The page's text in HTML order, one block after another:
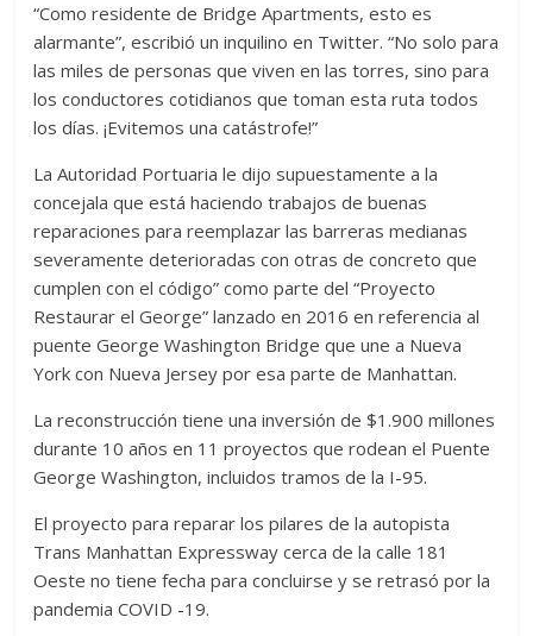
“Como residente de Bridge Apartments, esto es
alarmante”, escribió un inquilino en Twitter. “No solo para
las miles de personas que viven en las torres, sino para
los conductores cotidianos que toman esta ruta todos
los días. ¡Evitemos una catástrofe!”
La Autoridad Portuaria le dijo supuestamente a la
concejala que está haciendo trabajos de buenas
reparaciones para reemplazar las barreras medianas
severamente deterioradas con otras de concreto que
cumplen con el código” como parte del “Proyecto
Restaurar el George” lanzado en 2016 en referencia al
puente George Washington Bridge que une a Nueva
York con Nueva Jersey por esa parte de Manhattan.
La reconstrucción tiene una inversión de $1.900 millones
durante 10 años en 11 proyectos que rodean el Puente
George Washington, incluidos tramos de la I-95.
El proyecto para reparar los pilares de la autopista
Trans Manhattan Expressway cerca de la calle 181
Oeste no tiene fecha para concluirse y se retrasó por la
pandemia COVID -19.